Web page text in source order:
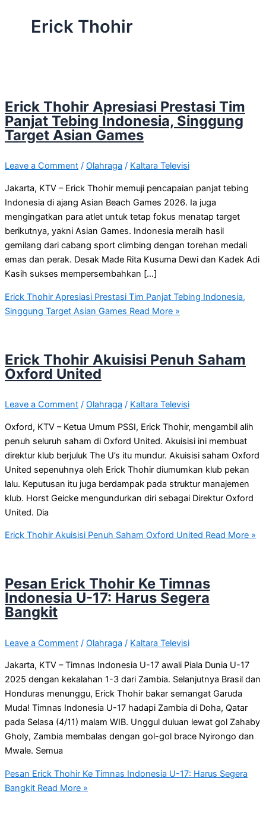
Erick Thohir
Erick Thohir Apresiasi Prestasi Tim
Panjat Tebing Indonesia, Singgung
Target Asian Games
Leave a Comment / Olahraga / Kaltara Televisi
Jakarta, KTV – Erick Thohir memuji pencapaian panjat tebing
Indonesia di ajang Asian Beach Games 2026. Ia juga
mengingatkan para atlet untuk tetap fokus menatap target
berikutnya, yakni Asian Games. Indonesia meraih hasil
gemilang dari cabang sport climbing dengan torehan medali
emas dan perak. Desak Made Rita Kusuma Dewi dan Kadek Adi
Kasih sukses mempersembahkan […]
Erick Thohir Apresiasi Prestasi Tim Panjat Tebing Indonesia,
Singgung Target Asian Games Read More »
Erick Thohir Akuisisi Penuh Saham
Oxford United
Leave a Comment / Olahraga / Kaltara Televisi
Oxford, KTV – Ketua Umum PSSI, Erick Thohir, mengambil alih
penuh seluruh saham di Oxford United. Akuisisi ini membuat
direktur klub berjuluk The U’s itu mundur. Akuisisi saham Oxford
United sepenuhnya oleh Erick Thohir diumumkan klub pekan
lalu. Keputusan itu juga berdampak pada struktur manajemen
klub. Horst Geicke mengundurkan diri sebagai Direktur Oxford
United. Dia
Erick Thohir Akuisisi Penuh Saham Oxford United Read More »
Pesan Erick Thohir Ke Timnas
Indonesia U-17: Harus Segera
Bangkit
Leave a Comment / Olahraga / Kaltara Televisi
Jakarta, KTV – Timnas Indonesia U-17 awali Piala Dunia U-17
2025 dengan kekalahan 1-3 dari Zambia. Selanjutnya Brasil dan
Honduras menunggu, Erick Thohir bakar semangat Garuda
Muda! Timnas Indonesia U-17 hadapi Zambia di Doha, Qatar
pada Selasa (4/11) malam WIB. Unggul duluan lewat gol Zahaby
Gholy, Zambia membalas dengan gol-gol brace Nyirongo dan
Mwale. Semua
Pesan Erick Thohir Ke Timnas Indonesia U-17: Harus Segera
Bangkit Read More »